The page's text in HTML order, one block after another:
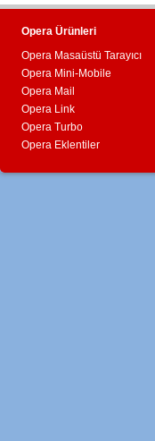
Opera Ürünleri
Opera Masaüstü Tarayıcı
Opera Mini-Mobile
Opera Mail
Opera Link
Opera Turbo
Opera Eklentiler